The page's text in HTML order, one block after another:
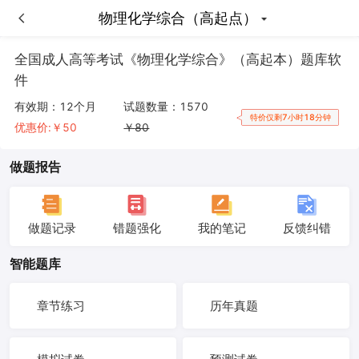
物理化学综合（高起点）
物理化学综合（高起点）
全国成人高等考试《物理化学综合》（高起本）题库软
件
有效期： 12个月
优惠价:￥ 50
试题数量： 1570
￥80
特价仅剩7小时18分钟
做题报告
做题记录 错题强化 我的笔记 反馈纠错
智能题库
章节练习 历年真题